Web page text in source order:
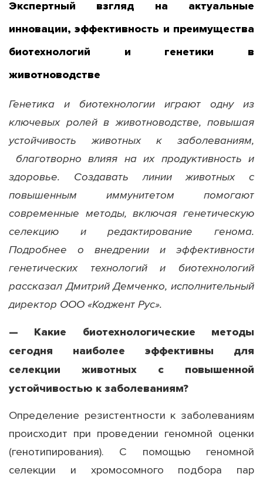
Экспертный взгляд на актуальные
инновации, эффективность и преимущества
биотехнологий и генетики в
животноводстве
Генетика и биотехнологии играют одну из
ключевых ролей в животноводстве, повышая
устойчивость животных к заболеваниям,
благотворно влияя на их продуктивность и
здоровье. Создавать линии животных с
повышенным иммунитетом помогают
современные методы, включая генетическую
селекцию и редактирование генома.
Подробнее о внедрении и эффективности
генетических технологий и биотехнологий
рассказал Дмитрий Демченко, исполнительный
директор ООО «Коджент Рус».
— Какие биотехнологические методы
сегодня наиболее эффективны для
селекции животных с повышенной
устойчивостью к заболеваниям?
Определение резистентности к заболеваниям
происходит при проведении геномной оценки
(генотипирования). С помощью геномной
селекции и хромосомного подбора пар